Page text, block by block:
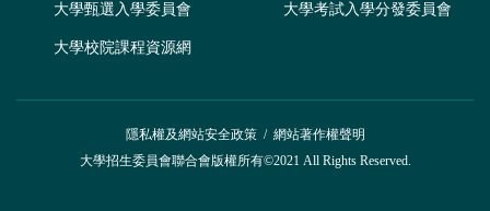
大學甄選入學委員會 大學考試入學分發委員會
大學校院課程資源網
隱私權及網站安全政策/ 網站著作權聲明
大學招生委員會聯合會版權所有©2021 All Rights Reserved.